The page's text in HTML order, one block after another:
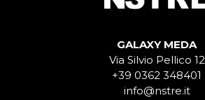
GALAXY MEDA
Via Silvio Pellico 12
+39 0362 348401
info@nstre.it